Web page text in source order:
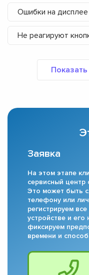
Ошибки на дисплее
Не реагируют
Заявка
На этом этапе
сервисный центр
Это может быть
телефону или
регистрируем
устройстве и его
фиксируем
времени и